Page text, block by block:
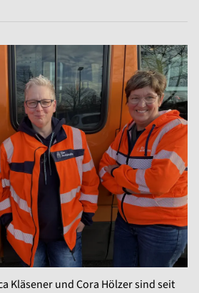
Kläsener und Cora Hölzer sind seit